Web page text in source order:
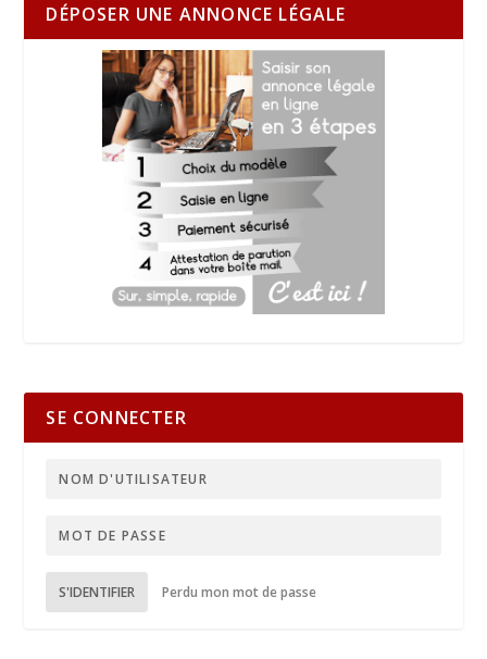
DÉPOSER UNE ANNONCE LÉGALE
SE CONNECTER
S'IDENTIFIER Perdu mon mot de passe